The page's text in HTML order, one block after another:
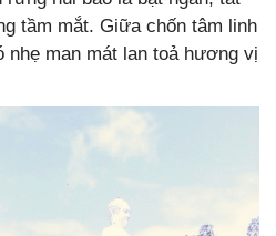
tầm mắt. Giữa chốn tâm linh
nhẹ man mát lan toả hương vị